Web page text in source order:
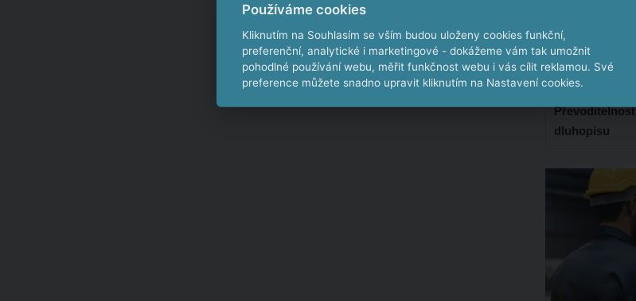
Dodatečné
zajištění
Převoditelnost
dluhopisu
Používáme cookies
Kliknutím na Souhlasím se vším budou uloženy cookies funkční,
preferenční, analytické i marketingové - dokážeme vám tak umožnit
pohodlné používání webu, měřit funkčnost webu i vás cílit reklamou. Své
preference můžete snadno upravit kliknutím na Nastavení cookies.